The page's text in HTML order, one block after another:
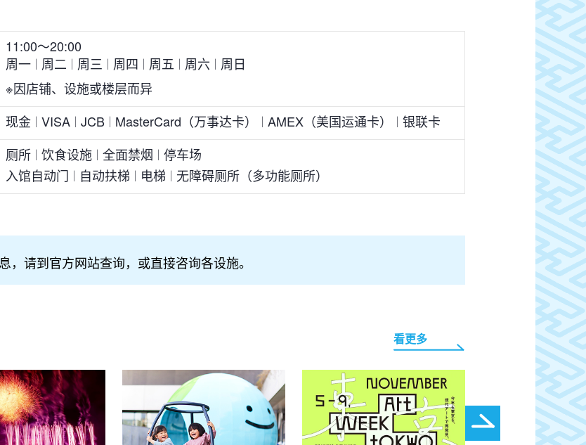
11:00～20:00
周一
周二 周三 周四 周五 周六
周日
※因店铺、设施或楼层而异
现金 VISA JCB MasterCard（万事达卡） AMEX（美国运通卡） 银联卡
厕所 饮食设施 全面禁烟
停车场
入馆自动门
自动扶梯 电梯 无障碍厕所（多功能厕所）
请到官方网站查询，或直接咨询各设施。
看更多